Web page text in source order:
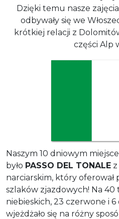
Dzięki temu nasze
odbywały się we
krótkiej relacji z
części Alp
Naszym 10 dniowym
było PASSO DEL TONALE
narciarskim, który
szlaków zjazdowych! Na 40
niebieskich, 23 czerwone i
wjeżdżało się na różny